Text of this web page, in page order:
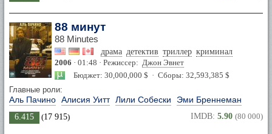
88 минут
88 Minutes
драма детектив триллер криминал
2006 · 01:48 · Режиссер: Джон Эвнет
Бюджет: 30,000,000 $ · Сборы: 32,593,385 $
Главные роли:
Аль Пачино Алисия Уитт Лили Собески Эми Бреннеман
6.415 (17 915) IMDB: 5.90 (80 000)